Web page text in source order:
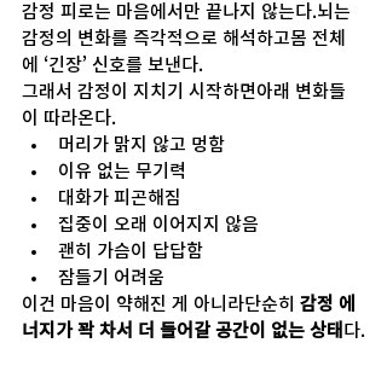
감정 피로는 마음에서만 끝나지 않는다.뇌는
감정의 변화를 즉각적으로 해석하고몸 전체
에 ‘긴장’ 신호를 보낸다.
그래서 감정이 지치기 시작하면아래 변화들
이 따라온다.
머리가 맑지 않고 멍함
이유 없는 무기력
대화가 피곤해짐
집중이 오래 이어지지 않음
괜히 가슴이 답답함
잠들기 어려움
이건 마음이 약해진 게 아니라단순히 감정 에
너지가 꽉 차서 더 들어갈 공간이 없는 상태 다.